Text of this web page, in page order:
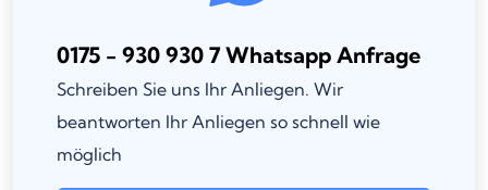
0175 - 930 930 7 Whatsapp Anfrage
Schreiben Sie uns Ihr Anliegen. Wir
beantworten Ihr Anliegen so schnell wie
möglich